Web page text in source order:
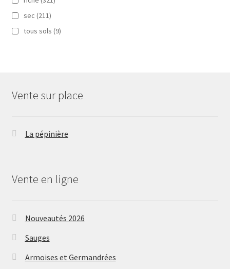
sec (211)
tous sols (9)
Vente sur place
La pépinière
Vente en ligne
Nouveautés 2026
Sauges
Armoises et Germandrées